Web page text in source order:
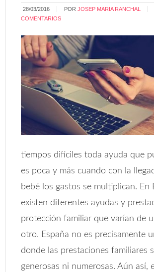
28/03/2016 PORJOSEP MARIA RANCHAL
COMENTARIOS
tiempos difíciles toda ayuda que
es poca y más cuando con la
bebé los gastos se multiplican. En
existen diferentes ayudas y
protección familiar que varían de
otro. España no es precisamente
donde las prestaciones familiares
generosas ni numerosas. Aún así,